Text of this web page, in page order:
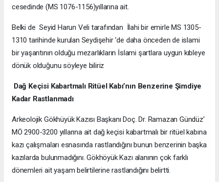
cesedinde (MS 1076-1156)yıllarına ait.
Belki de Seyid Harun Veli tarafından İlahi bir emirle MS 1305-
1310 tarihinde kurulan Seydişehir ‘de daha önceden de islami
bir yaşantının olduğu mezarlıkların İslami şartlara uygun kıbleye
dönük olduğunu söyleye biliriz
Dağ Keçisi Kabartmalı Ritüel Kabı’nın Benzerine Şimdiye
Kadar Rastlanmadı
Arkeolojik Gökhüyük Kazısı Başkanı Doç. Dr. Ramazan Gündüz’
MÖ 2900-3200 yıllarına ait dağ keçisi kabartmalı bir ritüel kabına
kazı çalışmaları esnasında rastlandığını bunun benzerinin başka
kazılarda bulunmadığını. Gökhöyük Kazı alanının çok farklı
dönemleri ait yaşam belirtilerine rastlandığını belirtti.